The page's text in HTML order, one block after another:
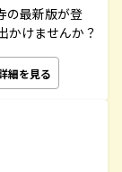
の最新版が登
かけませんか？
細を見る